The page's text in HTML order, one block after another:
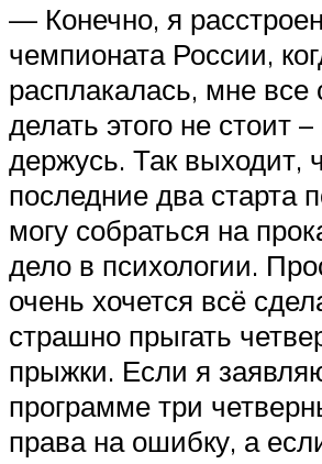
— Конечно, я
чемпионата России,
расплакалась, мне все
делать этого не стоит
держусь. Так выходит,
последние два старта
могу собраться на
дело в психологии.
очень хочется всё
страшно прыгать
прыжки. Если я
программе три
права на ошибку, а